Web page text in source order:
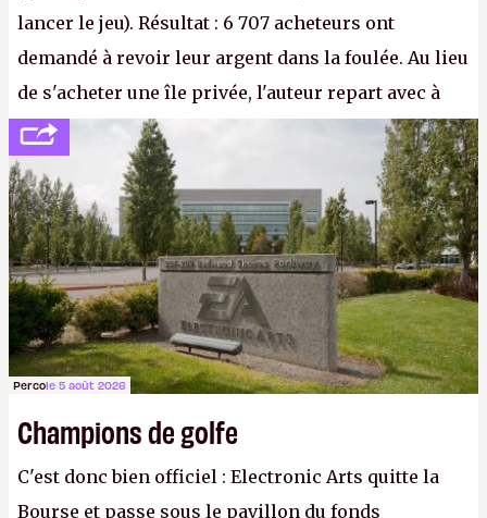
lancer le jeu). Résultat : 6 707 acheteurs ont
demandé à revoir leur argent dans la foulée. Au lieu
de s'acheter une île privée, l'auteur repart avec à
peine 2 000 dollars en poche. C'est toujours plus
cher payé que le temps passé à dev, mais ça
apprendra aux petits malins qu'on ne braque pas
Gabe Newell aussi facilement.P.
Percole 5 août 2026
Champions de golfe
C'est donc bien officiel : Electronic Arts quitte la
Bourse et passe sous le pavillon du fonds